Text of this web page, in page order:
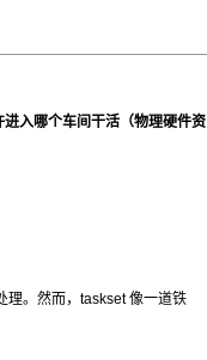
入哪个车间干活（物理硬件资
。然而， taskset像一道铁